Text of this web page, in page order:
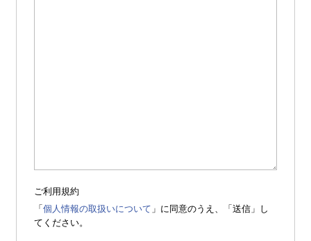
ご利用規約
「個人情報の取扱いについて 」に同意のうえ、「送信」し
てください。